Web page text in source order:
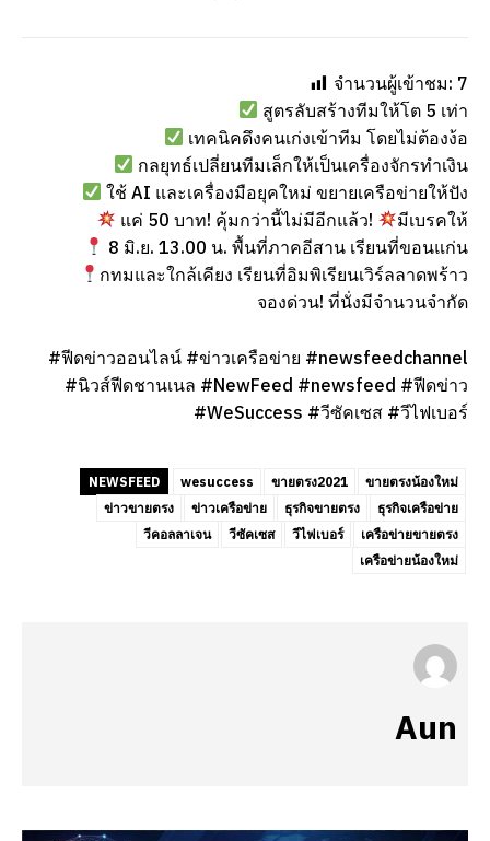
จำนวนผู้เข้าชม: 7
สูตรลับสร้างทีมให้โต 5 เท่า
เทคนิคดึงคนเก่งเข้าทีม โดยไม่ต้องง้อ
กลยุทธ์เปลี่ยนทีมเล็กให้เป็นเครื่องจักรทำเงิน
ใช้ AI และเครื่องมือยุคใหม่ ขยายเครือข่ายให้ปัง
แค่ 50 บาท! คุ้มกว่านี้ไม่มีอีกแล้ว!
มีเบรคให้
8 มิ.ย. 13.00 น. พื้นที่ภาคอีสาน เรียนที่ขอนแก่น
กทมและใกล้เคียง เรียนที่อิมพิเรียนเวิร์ลลาดพร้าว
จองด่วน! ที่นั่งมีจำนวนจำกัด
#ฟีดข่าวออนไลน์ #ข่าวเครือข่าย #newsfeedchannel
#นิวส์ฟีดชานเนล #NewFeed #newsfeed #ฟีดข่าว
#WeSuccess #วีซัคเซส #วีไฟเบอร์
NEWSFEED wesuccess ขายตรง2021
ขายตรงน้องใหม่
ข่าวขายตรง
ข่าวเครือข่าย ธุรกิจขายตรง
ธุรกิจเครือข่าย
วีคอลลาเจน
วีซัคเซส วีไฟเบอร์
เครือข่ายขายตรง
เครือข่ายน้องใหม่
Aun